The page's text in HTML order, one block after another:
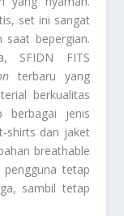
set ini sangat
bepergian.
SFIDN FITS
terbaru yang
berkualitas
berbagai jenis
shirts dan jaket
breathable
tetap
sambil tetap